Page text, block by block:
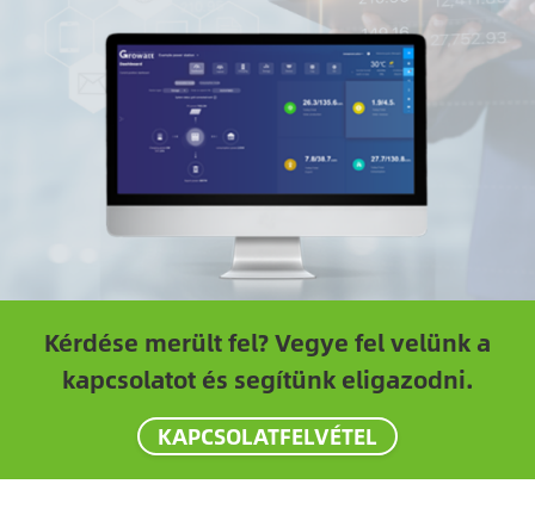
Kérdése merült fel? Vegye fel velünk a
kapcsolatot és segítünk eligazodni.
KAPCSOLATFELVÉTEL